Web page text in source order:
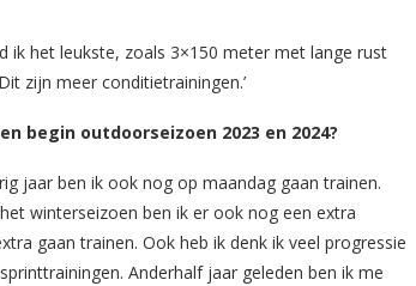
ik het leukste, zoals 3×150 meter met lange rust
zijn meer conditietrainingen.’
begin outdoorseizoen 2023 en 2024?
jaar ben ik ook nog op maandag gaan trainen.
winterseizoen ben ik er ook nog een extra
gaan trainen. Ook heb ik denk ik veel progressie
Anderhalf jaar geleden ben ik me